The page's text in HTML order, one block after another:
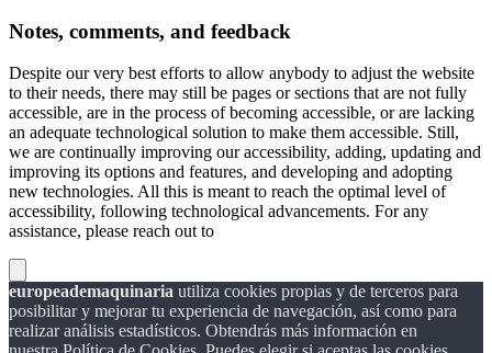
Notes, comments, and feedback
Despite our very best efforts to allow anybody to adjust the website
to their needs, there may still be pages or sections that are not fully
accessible, are in the process of becoming accessible, or are lacking
an adequate technological solution to make them accessible. Still,
we are continually improving our accessibility, adding, updating and
improving its options and features, and developing and adopting
new technologies. All this is meant to reach the optimal level of
accessibility, following technological advancements. For any
assistance, please reach out to
europeademaquinaria utiliza cookies propias y de terceros para
posibilitar y mejorar tu experiencia de navegación, así como para
realizar análisis estadísticos. Obtendrás más información en